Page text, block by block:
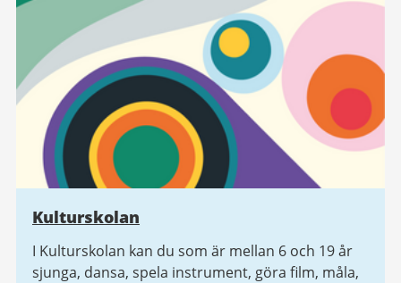
Kulturskolan
I Kulturskolan kan du som är mellan 6 och 19 år
sjunga, dansa, spela instrument, göra film, måla,